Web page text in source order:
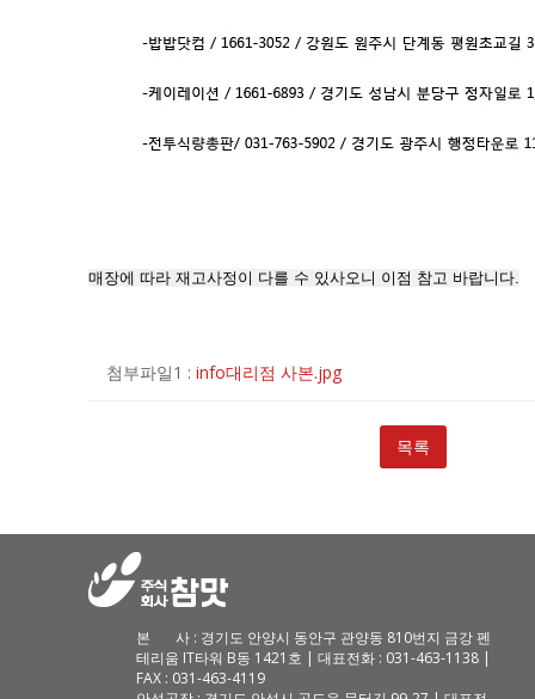
매장에 따라 재고사정이 다를 수 있사오니 이점 참고 바랍니다.
첨부파일1 : info대리점 사본.jpg
목록
본 사 : 경기도 안양시 동안구 관양동 810번지 금강 펜
테리움 IT타워 B동 1421호 | 대표전화 : 031-463-1138 |
FAX : 031-463-4119